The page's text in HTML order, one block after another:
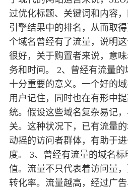
过优化标题、关键词和内容
引擎结果中的排名，从而取
个域名曾经有了流量，说明
很好，关于购置者来说，意
务和时间。 2、曾经有流量
十分重要的意义。一个好的
用户记住，同时也在有形中
统。假设这些域名复杂易记
关。这种状况下，已有流量
动摇的访问者群体，有助于
度。 3、曾经有流量的域名
值。流量不只代表着访问量
转化率。流量越高，经过广